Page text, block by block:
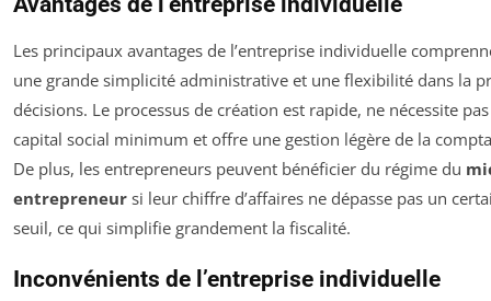
Les principaux avantages de l’entreprise individuelle
une grande simplicité administrative et une flexibilité dans la
décisions. Le processus de création est rapide, ne nécessite
capital social minimum et offre une gestion légère de la
De plus, les entrepreneurs peuvent bénéficier du régime du
entrepreneur si leur chiffre d’affaires ne dépasse pas un
seuil, ce qui simplifie grandement la fiscalité.
Inconvénients de l’entreprise individuelle